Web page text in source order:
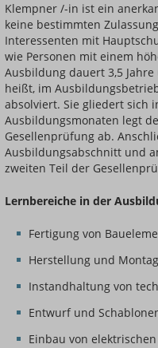
Klempner /-in ist ein
keine bestimmten
Interessenten mit
wie Personen mit einem
Ausbildung dauert 3,5
heißt, im
absolviert. Sie gliedert sich
Ausbildungsmonaten legt
Gesellenprüfung ab.
Ausbildungsabschnitt und
zweiten Teil der
Lernbereiche in der
Fertigung von
Herstellung und
Instandhaltung von
Entwurf und
Einbau von